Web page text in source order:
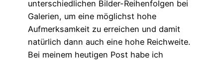
unterschiedlichen Bilder-Reihenfolgen bei
Galerien, um eine möglichst hohe
Aufmerksamkeit zu erreichen und damit
natürlich dann auch eine hohe Reichweite.
Bei meinem heutigen Post habe ich